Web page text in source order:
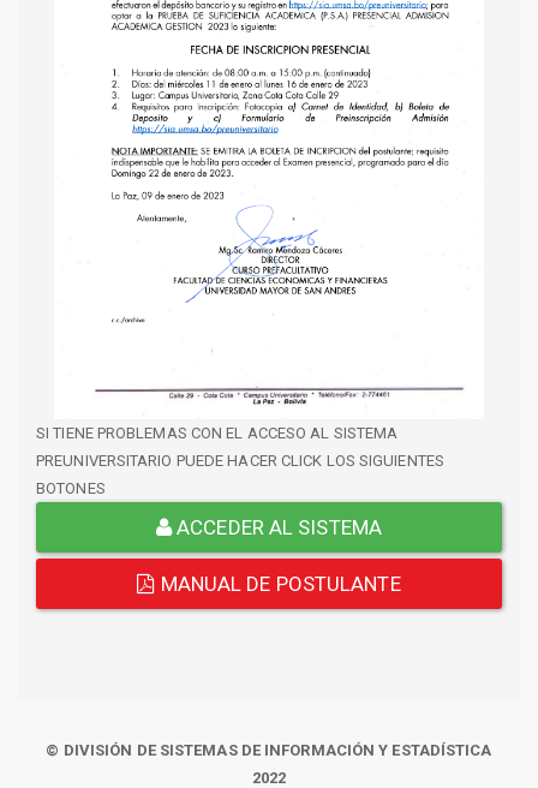
SI TIENE PROBLEMAS CON EL ACCESO AL SISTEMA
PREUNIVERSITARIO PUEDE HACER CLICK LOS SIGUIENTES
BOTONES
ACCEDER AL SISTEMA
MANUAL DE POSTULANTE
© DIVISIÓN DE SISTEMAS DE INFORMACIÓN Y ESTADÍSTICA
2022